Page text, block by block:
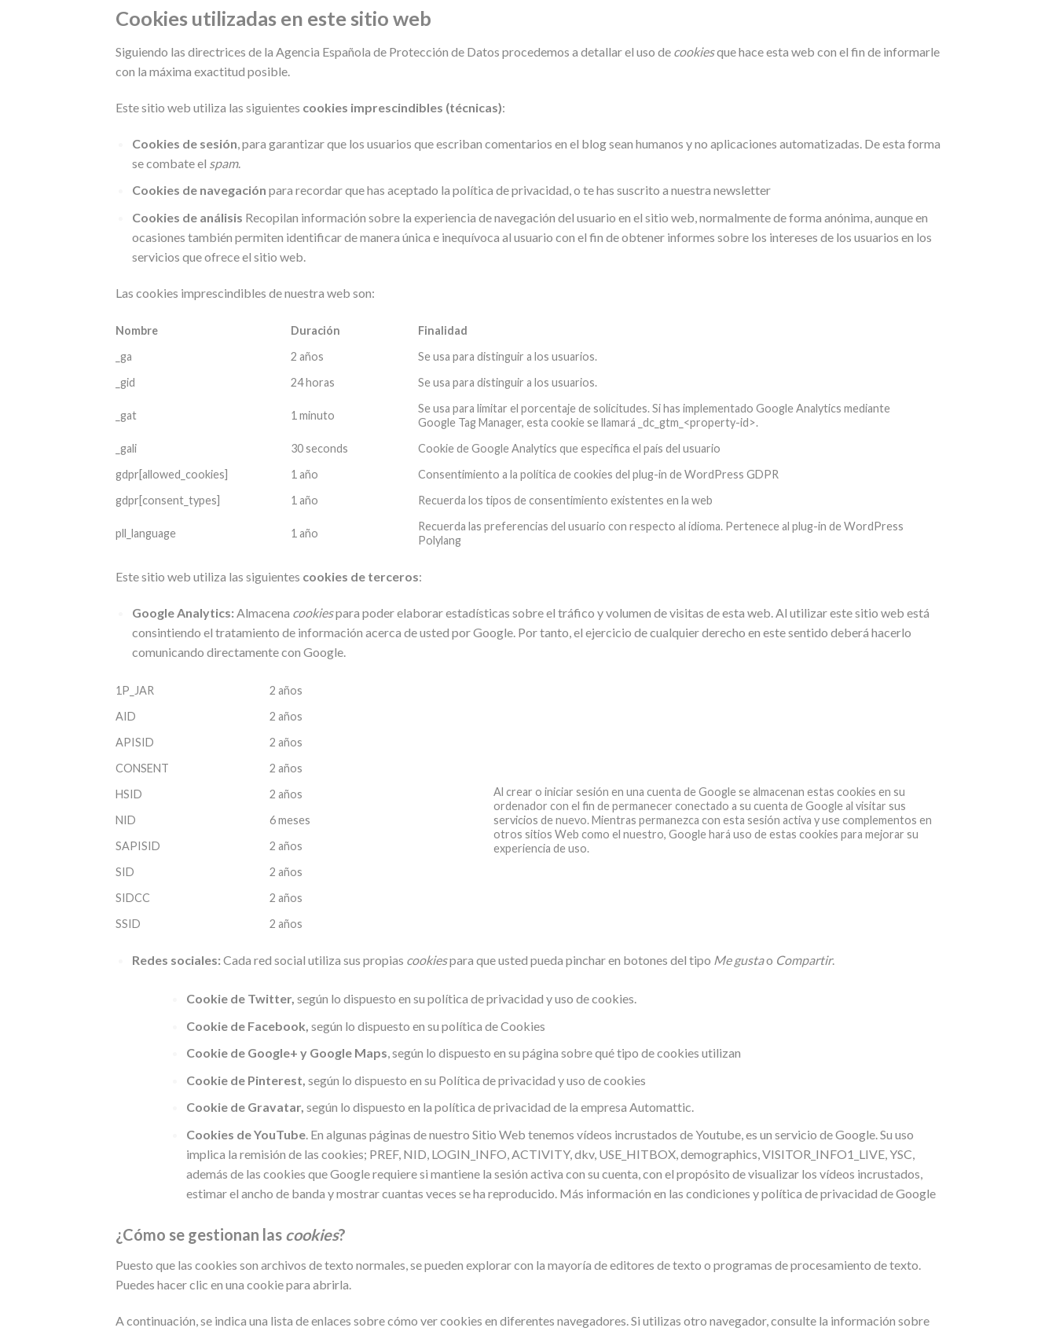
Cookies utilizadas en este sitio web
Siguiendo las directrices de la Agencia Española de Protección de Datos procedemos a detallar el uso de cookiesque hace esta web con el fin de informarle
con la máxima exactitud posible.
Este sitio web utiliza las siguientes cookies imprescindibles (técnicas):
Cookies de sesión , para garantizar que los usuarios que escriban comentarios en el blog sean humanos y no aplicaciones automatizadas. De esta forma
se combate el spam.
Cookies de navegación para recordar que has aceptado la política de privacidad, o te has suscrito a nuestra newsletter
Cookies de análisis Recopilan información sobre la experiencia de navegación del usuario en el sitio web, normalmente de forma anónima, aunque en
ocasiones también permiten identificar de manera única e inequívoca al usuario con el fin de obtener informes sobre los intereses de los usuarios en los
servicios que ofrece el sitio web.
Las cookies imprescindibles de nuestra web son:
Nombre Duración
Finalidad
_ga
2 años
Se usa para distinguir a los usuarios.
_gid
24 horas Se usa para distinguir a los usuarios.
_gat 1 minuto
Se usa para limitar el porcentaje de solicitudes. Si has implementado Google Analytics mediante
Google Tag Manager, esta cookie se llamará _dc_gtm_<property-id>.
_gali
30 seconds
Cookie de Google Analytics que especifica el país del usuario
gdpr[allowed_cookies]
1 año
Consentimiento a la política de cookies del plug-in de WordPress GDPR
gdpr[consent_types]
1 año Recuerda los tipos de consentimiento existentes en la web
pll_language 1 año
Recuerda las preferencias del usuario con respecto al idioma. Pertenece al plug-in de WordPress
Polylang
Este sitio web utiliza las siguientes cookies de terceros:
Google Analytics: Almacena cookiespara poder elaborar estadísticas sobre el tráfico y volumen de visitas de esta web. Al utilizar este sitio web está
consintiendo el tratamiento de información acerca de usted por Google. Por tanto, el ejercicio de cualquier derecho en este sentido deberá hacerlo
comunicando directamente con Google.
1P_JAR
2 años
AID
2 años
Al crear o iniciar sesión en una cuenta de Google se almacenan estas cookies en su
ordenador con el fin de permanecer conectado a su cuenta de Google al visitar sus
servicios de nuevo. Mientras permanezca con esta sesión activa y use complementos en
otros sitios Web como el nuestro, Google hará uso de estas cookies para mejorar su
experiencia de uso.
APISID
2 años
CONSENT
2 años
HSID
2 años
NID
6 meses
SAPISID
2 años
SID
2 años
SIDCC
2 años
SSID
2 años
Redes sociales: Cada red social utiliza sus propias cookiespara que usted pueda pinchar en botones del tipo Me gustao Compartir.
Cookie de Twitter, según lo dispuesto en su política de privacidad y uso de cookies.
Cookie de Facebook, según lo dispuesto en su política de Cookies
Cookie de Google+ y Google Maps, según lo dispuesto en su página sobre quétipo de cookies utilizan
Cookie de Pinterest, según lo dispuesto en su Política de privacidad y uso de cookies
Cookie de Gravatar, según lo dispuesto en la política de privacidad de la empresa Automattic.
Cookies de YouTube. En algunas páginas de nuestro Sitio Web tenemos vídeos incrustados de Youtube, es un servicio de Google. Su uso
implica la remisión de las cookies; PREF, NID, LOGIN_INFO, ACTIVITY, dkv, USE_HITBOX, demographics, VISITOR_INFO1_LIVE, YSC,
además de las cookies que Google requiere si mantiene la sesión activa con su cuenta, con el propósito de visualizar los vídeos incrustados,
estimar el ancho de banda y mostrar cuantas veces se ha reproducido. Más información en las condiciones y política de privacidad de Google
¿Cómo se gestionan las cookies?
Puesto que las cookies son archivos de texto normales, se pueden explorar con la mayoría de editores de texto o programas de procesamiento de texto.
Puedes hacer clic en una cookie para abrirla.
A continuación, se indica una lista de enlaces sobre cómo ver cookies en diferentes navegadores. Si utilizas otro navegador, consulte la información sobre